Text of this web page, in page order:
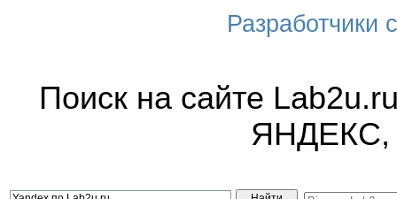
Разработчики
Поиск на сайте
ЯНДЕКС,